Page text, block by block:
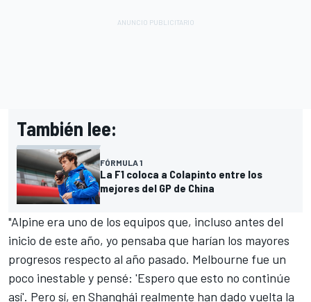
También lee:
FÓRMULA 1
La F1 coloca a Colapinto entre los
mejores del GP de China
"Alpine era uno de los equipos que, incluso antes del
inicio de este año, yo pensaba que harían los mayores
progresos respecto al año pasado. Melbourne fue un
poco inestable y pensé: 'Espero que esto no continúe
así'. Pero sí, en Shanghái realmente han dado vuelta la